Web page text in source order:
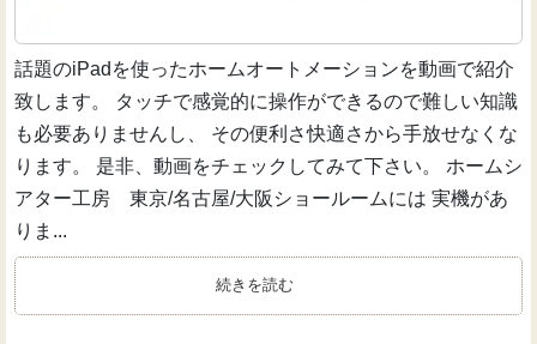
話題のiPadを使ったホームオートメーションを動画で紹介
致します。 タッチで感覚的に操作ができるので難しい知識
も必要ありませんし、 その便利さ快適さから手放せなくな
ります。 是非、動画をチェックしてみて下さい。 ホームシ
アター工房 東京/名古屋/大阪ショールームには 実機があ
りま...
続きを読む